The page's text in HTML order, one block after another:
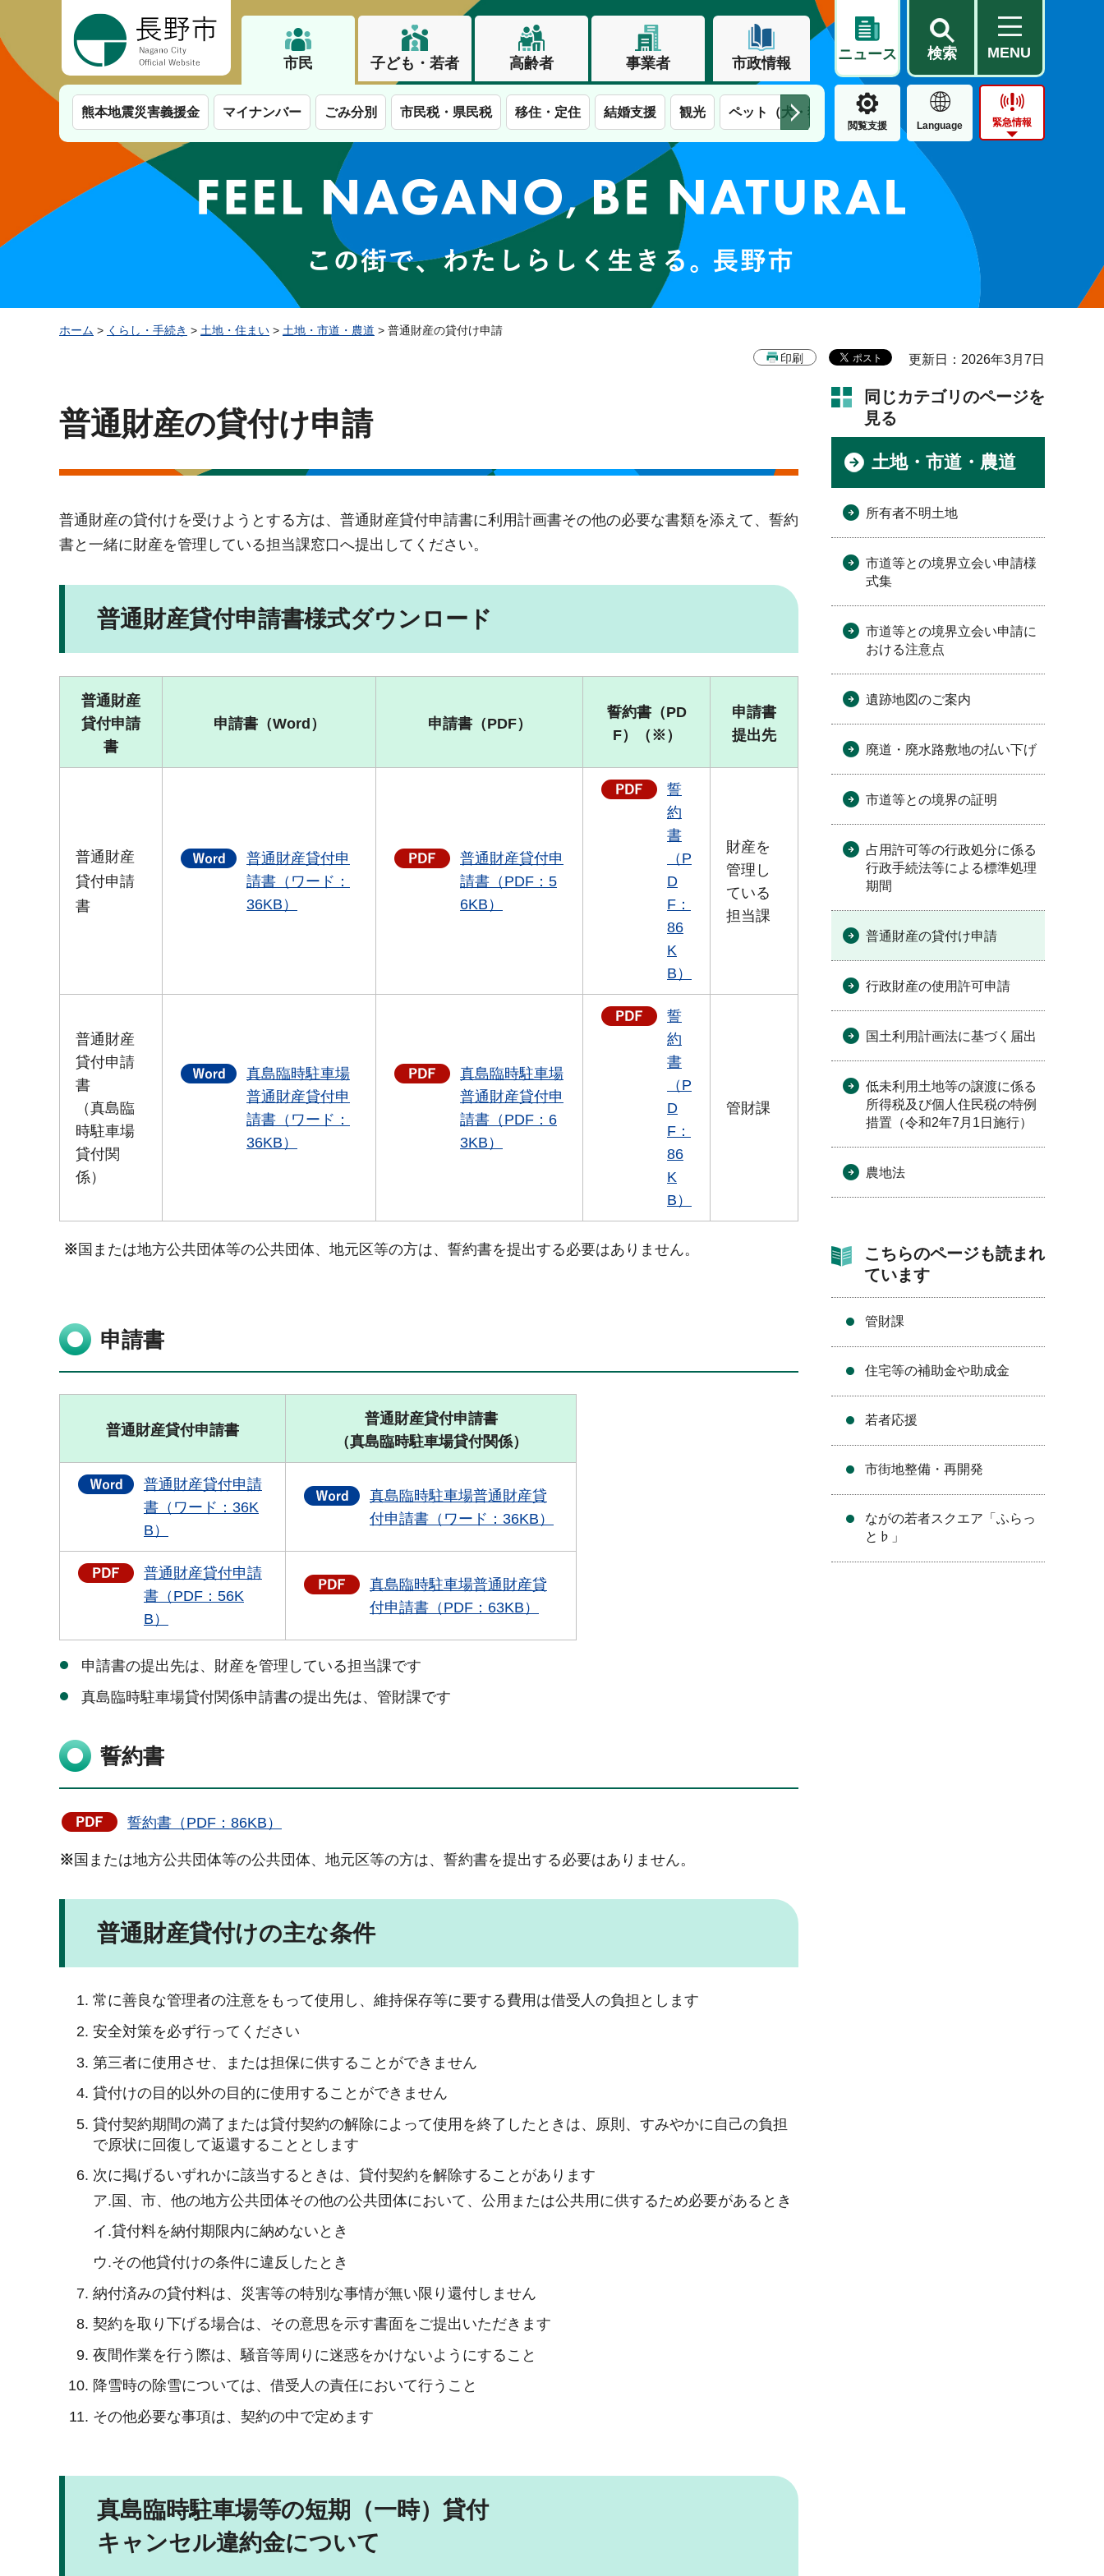
市民 子ども・若者 高齢者 事業者 市政情報
ニュース 検索 MENU
熊本地震災害義援金 マイナンバー ごみ分別 市民税・県民税 移住・定住 結婚支援 観光 ペット（犬・猫） 住民票・戸籍 公営住宅
閲覧支援 Language 緊急情報
この街で、わたしらしく生きる。長野市
ホーム > くらし・手続き > 土地・住まい > 土地・市道・農道 > 普通財産の貸付け申請
印刷 更新日：2026年3月7日
普通財産の貸付け申請
普通財産の貸付けを受けようとする方は、普通財産貸付申請書に利用計画書その他の必要な書類を添えて、誓約
書と一緒に財産を管理している担当課窓口へ提出してください。
普通財産貸付申請書様式ダウンロード
普通財産
貸付申請
書
申請書（Word） 申請書（PDF）
誓約書（PD
F）（※）
申請書
提出先
普通財産
貸付申請
書
普通財産貸付申
請書（ワード：
36KB）
普通財産貸付申
請書（PDF：5
6KB）
誓
約
書
（P
D
F：
86
K
B）
財産を
管理し
ている
担当課
普通財産
貸付申請
書
（真島臨
時駐車場
貸付関
係）
真島臨時駐車場
普通財産貸付申
請書（ワード：
36KB）
真島臨時駐車場
普通財産貸付申
請書（PDF：6
3KB）
誓
約
書
（P
D
F：
86
K
B）
管財課
※国または地方公共団体等の公共団体、地元区等の方は、誓約書を提出する必要はありません。
申請書
普通財産貸付申請書
普通財産貸付申請書
（真島臨時駐車場貸付関係）
普通財産貸付申請
書（ワード：36K
B）
真島臨時駐車場普通財産貸
付申請書（ワード：36KB）
普通財産貸付申請
書（PDF：56K
B）
真島臨時駐車場普通財産貸
付申請書（PDF：63KB）
申請書の提出先は、財産を管理している担当課です
真島臨時駐車場貸付関係申請書の提出先は、管財課です
誓約書
誓約書（PDF：86KB）
※国または地方公共団体等の公共団体、地元区等の方は、誓約書を提出する必要はありません。
普通財産貸付けの主な条件
常に善良な管理者の注意をもって使用し、維持保存等に要する費用は借受人の負担とします
安全対策を必ず行ってください
第三者に使用させ、または担保に供することができません
貸付けの目的以外の目的に使用することができません
貸付契約期間の満了または貸付契約の解除によって使用を終了したときは、原則、すみやかに自己の負担
で原状に回復して返還することとします
次に掲げるいずれかに該当するときは、貸付契約を解除することがあります
ア.国、市、他の地方公共団体その他の公共団体において、公用または公共用に供するため必要があるとき
イ.貸付料を納付期限内に納めないとき
ウ.その他貸付けの条件に違反したとき
納付済みの貸付料は、災害等の特別な事情が無い限り還付しません
契約を取り下げる場合は、その意思を示す書面をご提出いただきます
夜間作業を行う際は、騒音等周りに迷惑をかけないようにすること
降雪時の除雪については、借受人の責任において行うこと
その他必要な事項は、契約の中で定めます
真島臨時駐車場等の短期（一時）貸付
キャンセル違約金について
同じカテゴリのページを
見る
土地・市道・農道
所有者不明土地
市道等との境界立会い申請様
式集
市道等との境界立会い申請に
おける注意点
遺跡地図のご案内
廃道・廃水路敷地の払い下げ
市道等との境界の証明
占用許可等の行政処分に係る
行政手続法等による標準処理
期間
普通財産の貸付け申請
行政財産の使用許可申請
国土利用計画法に基づく届出
低未利用土地等の譲渡に係る
所得税及び個人住民税の特例
措置（令和2年7月1日施行）
農地法
こちらのページも読まれ
ています
管財課
住宅等の補助金や助成金
若者応援
市街地整備・再開発
ながの若者スクエア「ふらっ
と♭」